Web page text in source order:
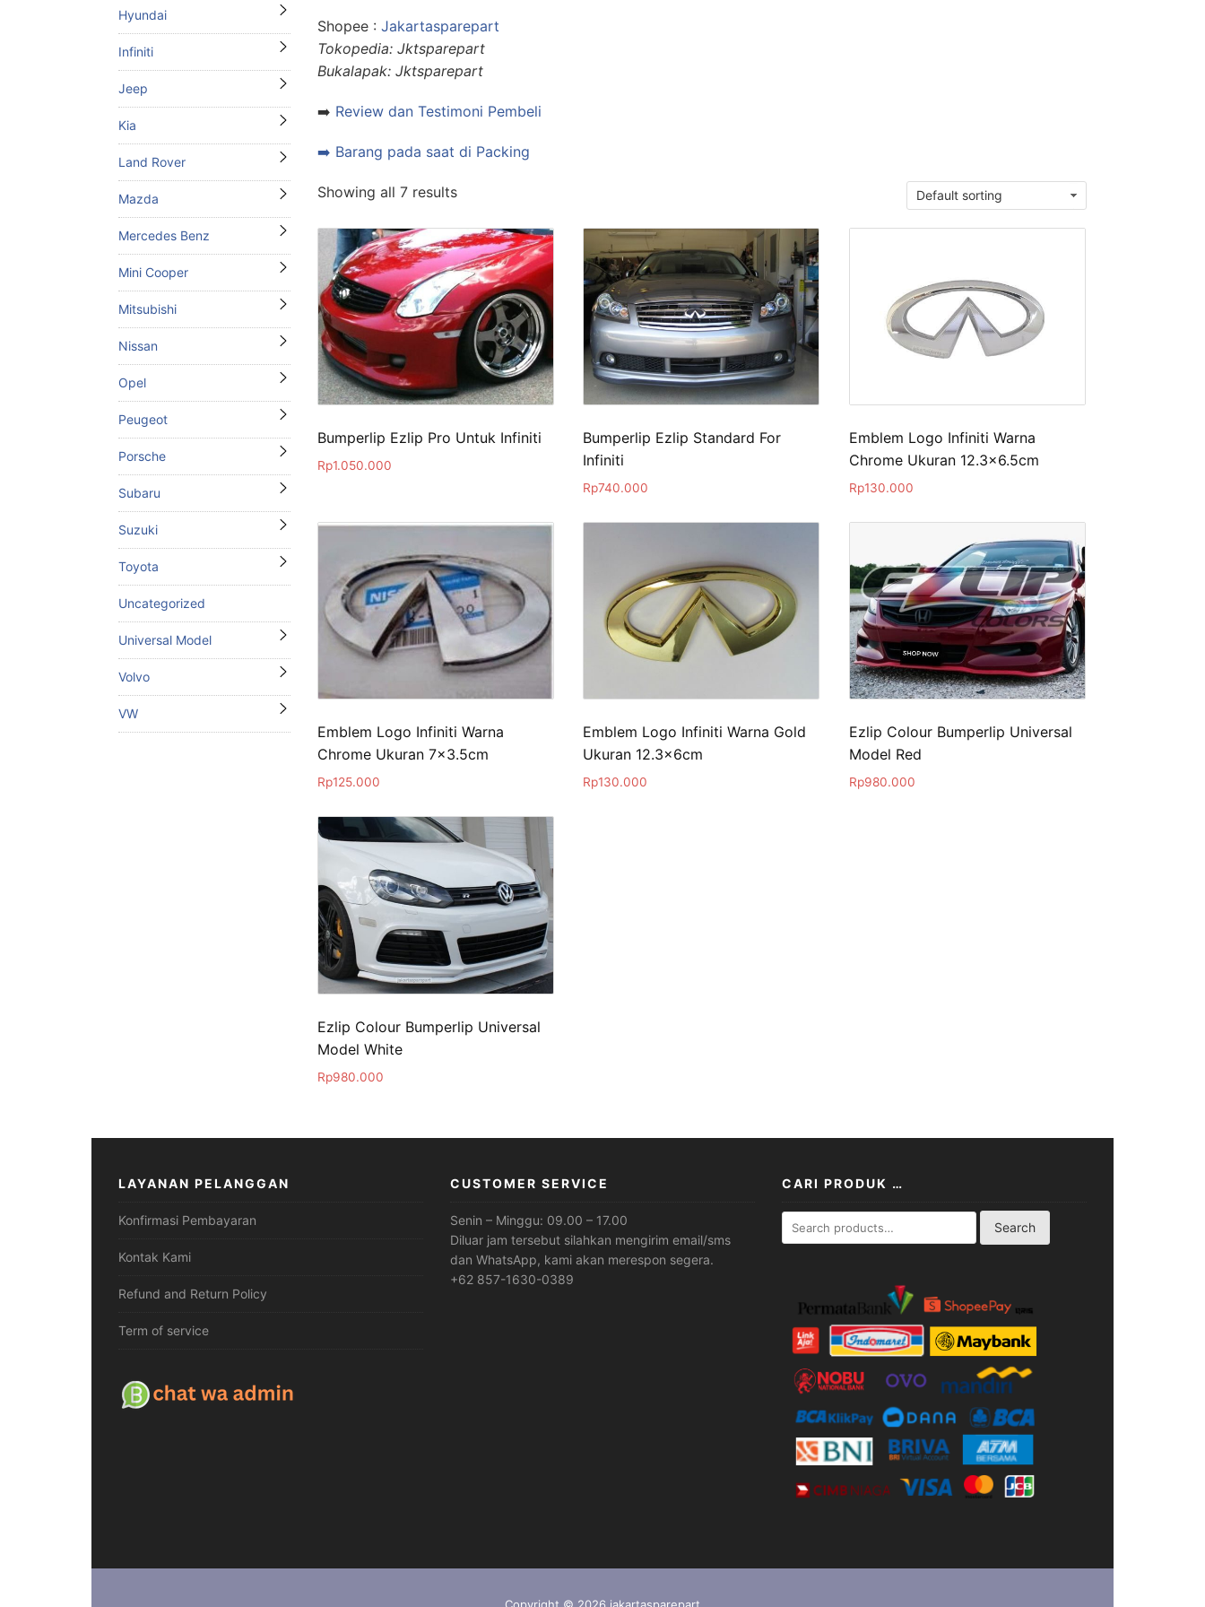
Shopee : Jakartasparepart
Tokopedia: Jktsparepart
Bukalapak: Jktsparepart
➡️ Review dan Testimoni Pembeli
➡️ Barang pada saat di Packing
Showing all 7 results
Bumperlip Ezlip Pro Untuk Infiniti
Rp1.050.000
Bumperlip Ezlip Standard For
Infiniti
Rp740.000
Emblem Logo Infiniti Warna
Chrome Ukuran 12.3×6.5cm
Rp130.000
Emblem Logo Infiniti Warna
Chrome Ukuran 7×3.5cm
Rp125.000
Emblem Logo Infiniti Warna Gold
Ukuran 12.3x6cm
Rp130.000
Ezlip Colour Bumperlip Universal
Model Red
Rp980.000
Ezlip Colour Bumperlip Universal
Model White
Rp980.000
Hyundai
Infiniti
Jeep
Kia
Land Rover
Mazda
Mercedes Benz
Mini Cooper
Mitsubishi
Nissan
Opel
Peugeot
Porsche
Subaru
Suzuki
Toyota
Uncategorized
Universal Model
Volvo
VW
LAYANAN PELANGGAN
Konfirmasi Pembayaran
Kontak Kami
Refund and Return Policy
Term of service
CUSTOMER SERVICE
Senin – Minggu: 09.00 – 17.00
Diluar jam tersebut silahkan mengirim email/sms
dan WhatsApp, kami akan merespon segera.
+62 857-1630-0389
CARI PRODUK …
for:
Search